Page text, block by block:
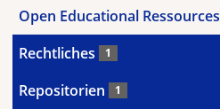
Open Educational Ressources
Rechtliches 1
Repositorien 1